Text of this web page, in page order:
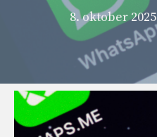
8. oktober 2025